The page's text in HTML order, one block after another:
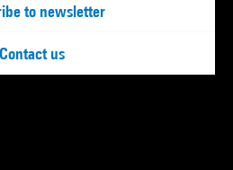
to newsletter
Contact us